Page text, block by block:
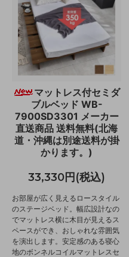
マットレス付セミダ
ブルベッド WB-
7900SD3301 メーカー
直送商品 送料無料(北海
道・沖縄は別途送料が掛
かります。)
33,330円(税込)
お部屋が広く見えるロースタイル
のステージベッド。幅広設計なの
でマットレス横に木目が見えるス
ペースができ、おしゃれな雰囲気
を演出します。安定感のある寝心
地のボンネルコイルマットレスセ